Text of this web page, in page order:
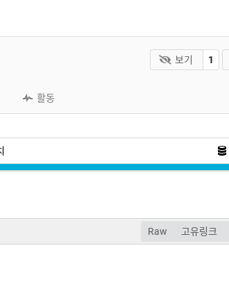
보기 1
활동
Raw 고유링크